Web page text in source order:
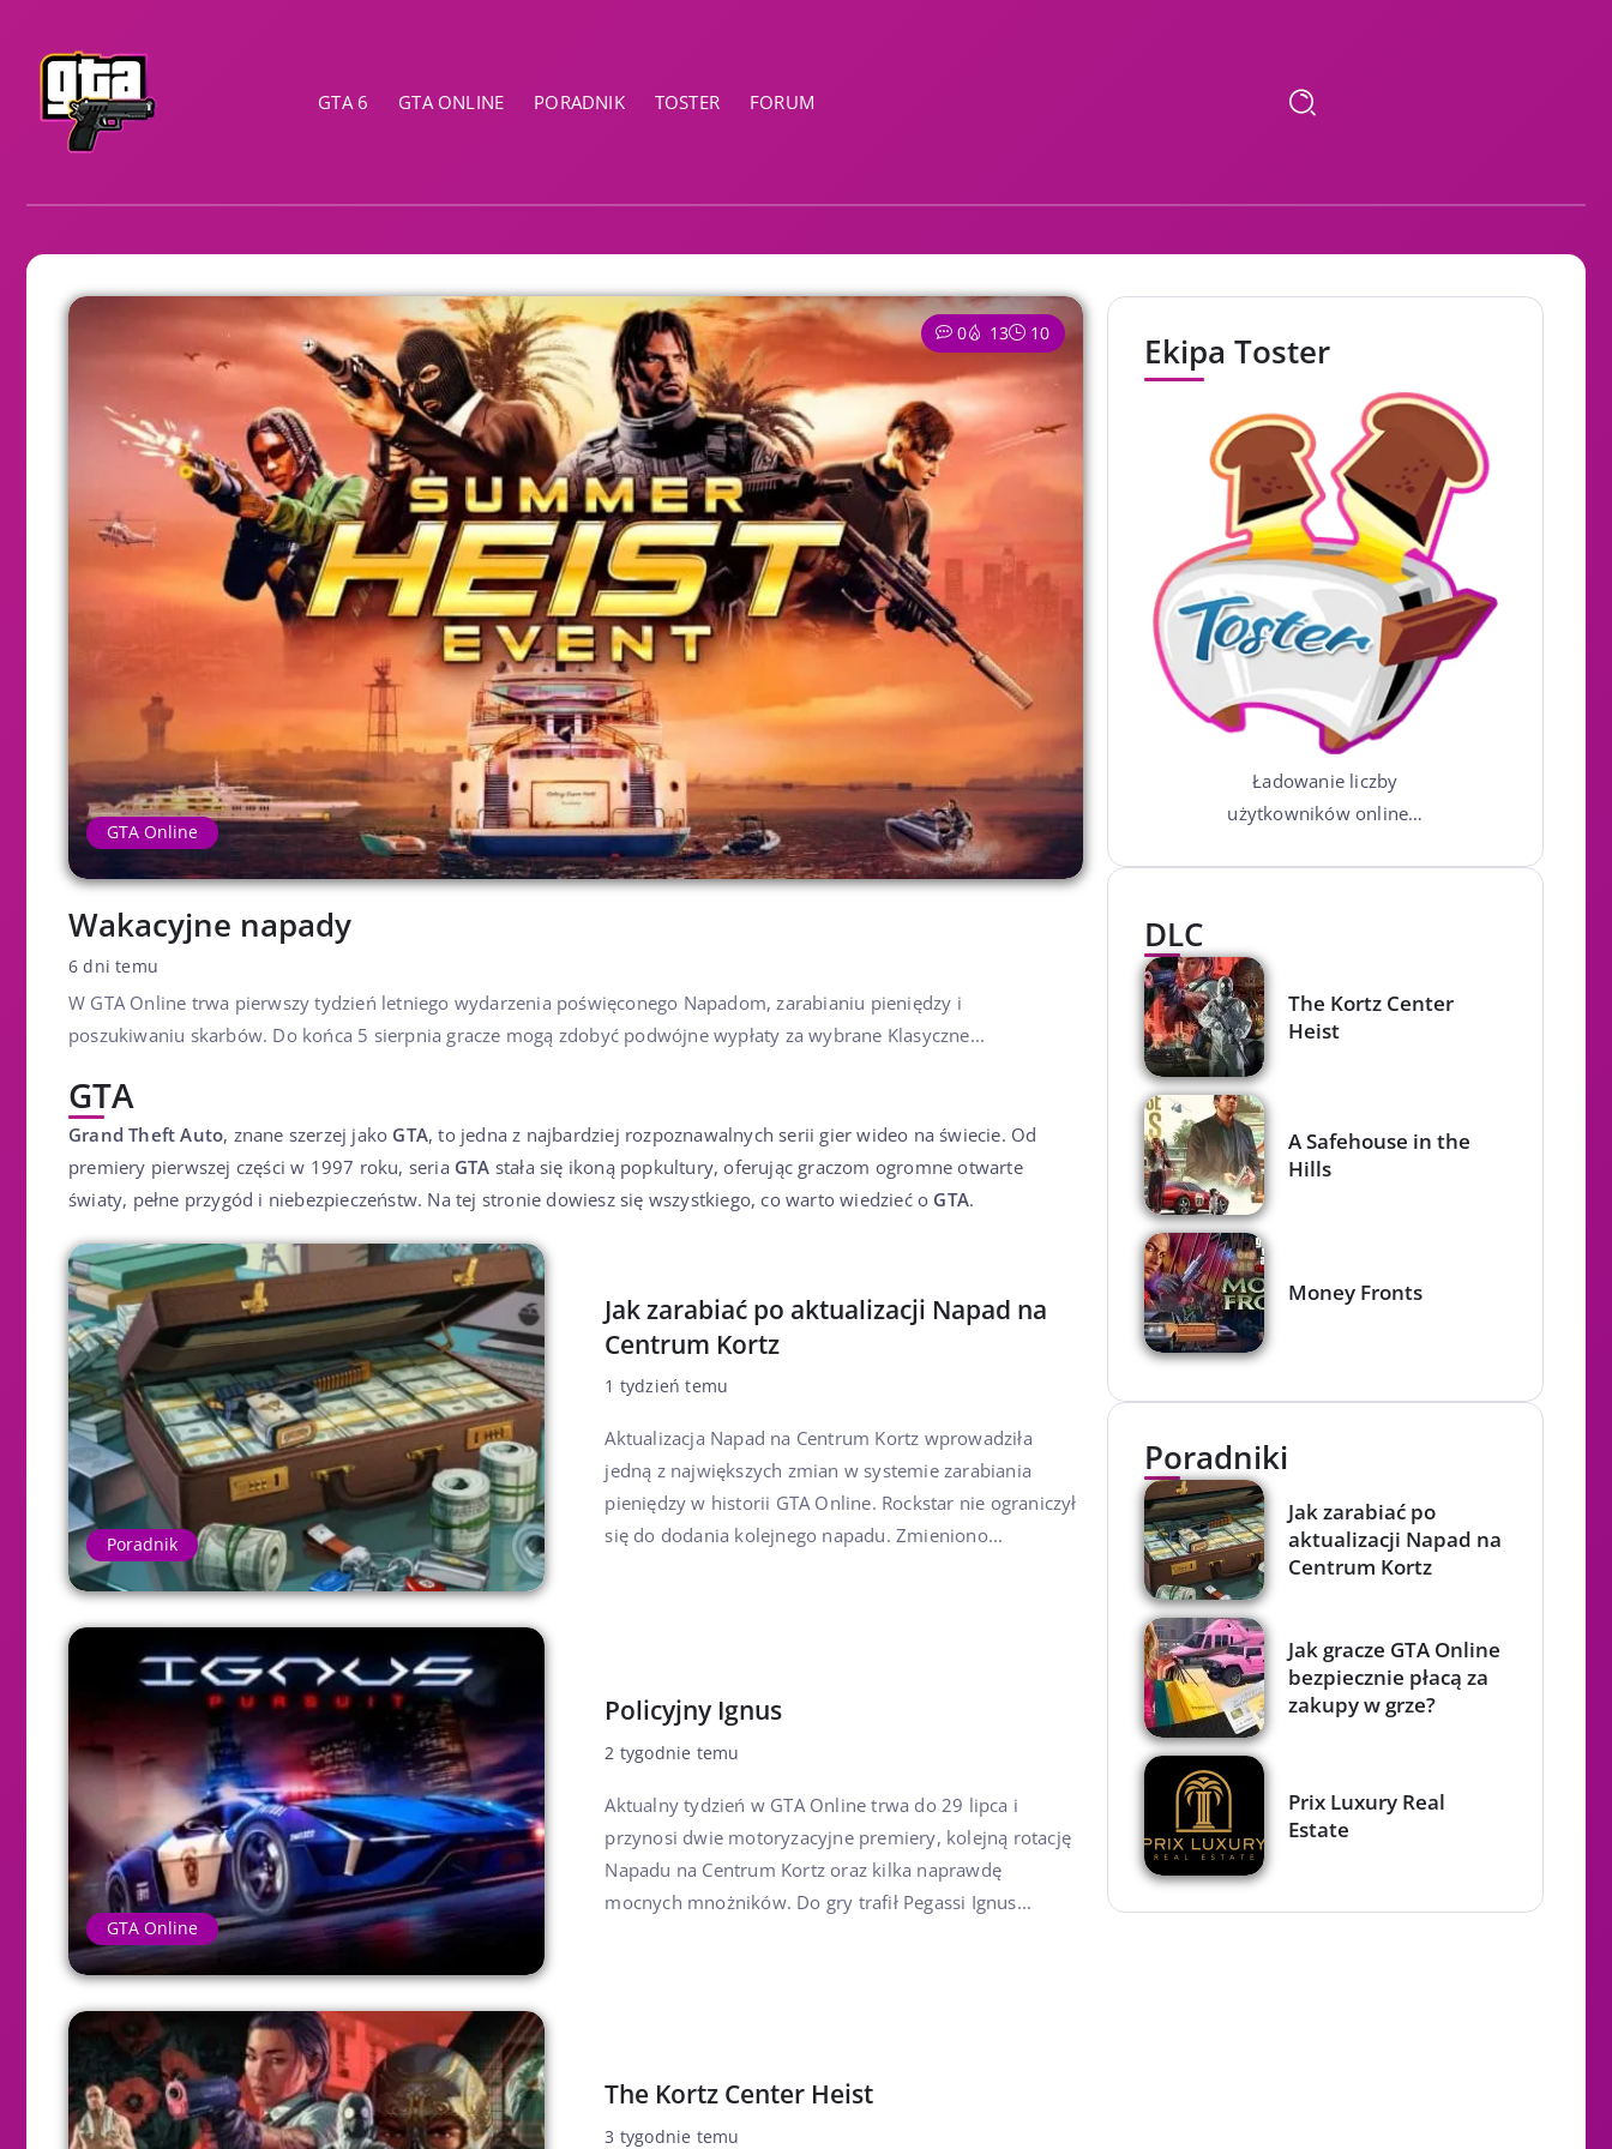
GTA 6 GTA ONLINE PORADNIK TOSTER FORUM
0 13 10
GTA Online
Wakacyjne napady
6 dni temu
W GTA Online trwa pierwszy tydzień letniego wydarzenia poświęconego Napadom, zarabianiu pieniędzy i
poszukiwaniu skarbów. Do końca 5 sierpnia gracze mogą zdobyć podwójne wypłaty za wybrane Klasyczne...
GTA
Grand Theft Auto, znane szerzej jako GTA, to jedna z najbardziej rozpoznawalnych serii gier wideo na świecie. Od
premiery pierwszej części w 1997 roku, seria GTA stała się ikoną popkultury, oferując graczom ogromne otwarte
światy, pełne przygód i niebezpieczeństw. Na tej stronie dowiesz się wszystkiego, co warto wiedzieć o GTA.
Poradnik
Jak zarabiać po aktualizacji Napad na
Centrum Kortz
1 tydzień temu
Aktualizacja Napad na Centrum Kortz wprowadziła
jedną z największych zmian w systemie zarabiania
pieniędzy w historii GTA Online. Rockstar nie ograniczył
się do dodania kolejnego napadu. Zmieniono...
GTA Online
Policyjny Ignus
2 tygodnie temu
Aktualny tydzień w GTA Online trwa do 29 lipca i
przynosi dwie motoryzacyjne premiery, kolejną rotację
Napadu na Centrum Kortz oraz kilka naprawdę
mocnych mnożników. Do gry trafił Pegassi Ignus...
The Kortz Center Heist
3 tygodnie temu
Ekipa Toster
Ładowanie liczby
użytkowników online…
DLC
The Kortz Center
Heist
A Safehouse in the
Hills
Money Fronts
Poradniki
Jak zarabiać po
aktualizacji Napad na
Centrum Kortz
Jak gracze GTA Online
bezpiecznie płacą za
zakupy w grze?
Prix Luxury Real
Estate